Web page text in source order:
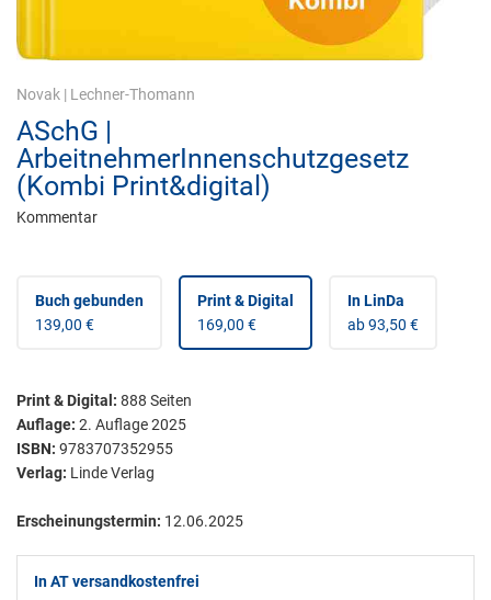
Novak | Lechner-Thomann
ASchG |
ArbeitnehmerInnenschutzgesetz
(Kombi Print&digital)
Kommentar
Buch gebunden
139,00 €
Print & Digital
169,00 €
In LinDa
ab 93,50 €
Print & Digital : 888 Seiten
Auflage: 2. Auflage 2025
ISBN: 9783707352955
Verlag: Linde Verlag
Erscheinungstermin: 12.06.2025
In AT versandkostenfrei